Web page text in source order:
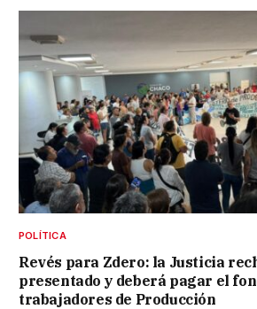
POLÍTICA
Revés para Zdero: la Justicia
presentado y deberá pagar el
trabajadores de Producción